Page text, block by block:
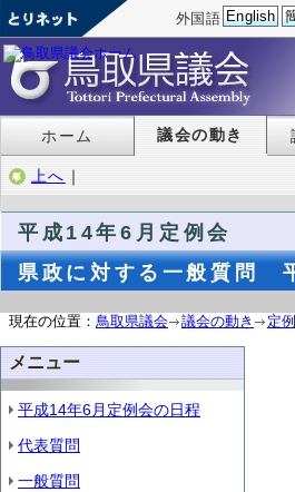
外国語 English
ホーム 議会の動き
上へ ｜
平成14年6月定例会
県政に対する一般質問
現在の位置： 鳥取県議会 議会の動き 定
メニュー
平成14年6月定例会の日程
代表質問
一般質問